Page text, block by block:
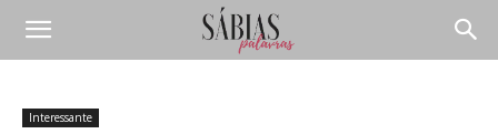
Interessante